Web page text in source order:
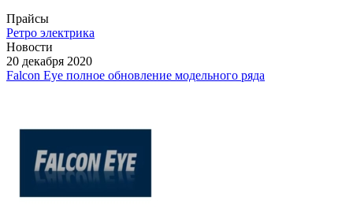
Прайсы
Ретро электрика
Новости
20 декабря 2020
Falcon Eye полное обновление модельного ряда